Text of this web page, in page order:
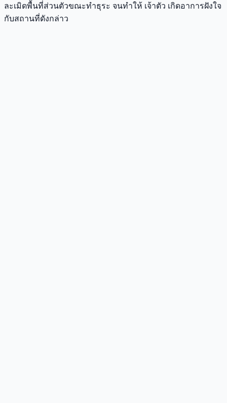
ละเมิดพื้นที่ส่วนตัวขณะทำธุระ จนทำให้ เจ้าตัว เกิดอาการฝังใจ
กับสถานที่ดังกล่าว